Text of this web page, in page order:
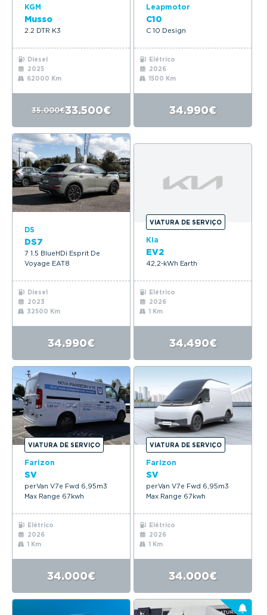
KGM
Musso
2.2 DTR K3
Diesel
2025
62000 Km
35.000€33.500€
Leapmotor
C10
C 10 Design
Elétrico
2026
1500 Km
34.990€
DS
DS7
7 1.5 BlueHDi Esprit De
Voyage EAT8
Diesel
2023
32500 Km
34.990€
VIATURA DE SERVIÇO
Kia
EV2
42,2-kWh Earth
Elétrico
2026
1 Km
34.490€
VIATURA DE SERVIÇO
Farizon
SV
perVan V7e Fwd 6,95m3
Max Range 67kwh
Elétrico
2026
1 Km
34.000€
VIATURA DE SERVIÇO
Farizon
SV
perVan V7e Fwd 6,95m3
Max Range 67kwh
Elétrico
2026
1 Km
34.000€